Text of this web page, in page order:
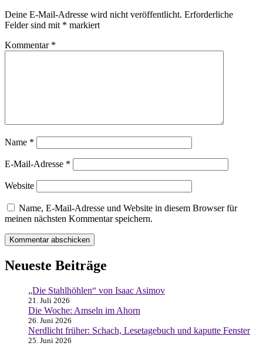
Deine E-Mail-Adresse wird nicht veröffentlicht. Erforderliche
Felder sind mit * markiert
Kommentar *
Name *
E-Mail-Adresse *
Website
Name, E-Mail-Adresse und Website in diesem Browser für
meinen nächsten Kommentar speichern.
Neueste Beiträge
„Die Stahlhöhlen“ von Isaac Asimov
21. Juli 2026
Die Woche: Amseln im Ahorn
26. Juni 2026
Nerdlicht früher: Schach, Lesetagebuch und kaputte Fenster
25. Juni 2026